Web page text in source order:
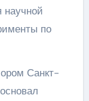
по
Санкт-